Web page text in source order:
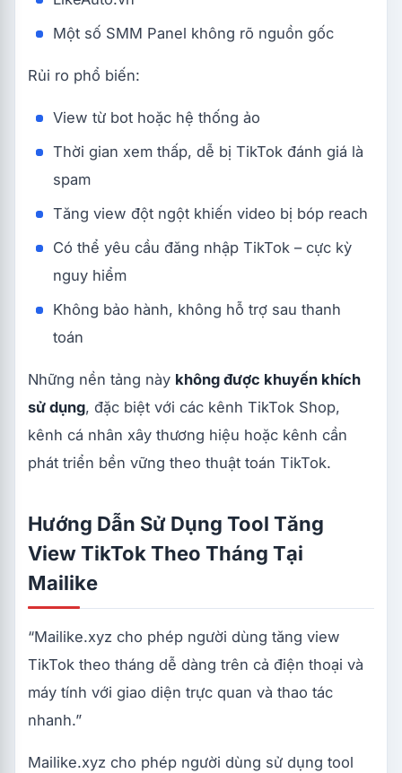
Một số SMM Panel không rõ nguồn gốc
Rủi ro phổ biến:
View từ bot hoặc hệ thống ảo
Thời gian xem thấp, dễ bị TikTok đánh giá là
spam
Tăng view đột ngột khiến video bị bóp reach
Có thể yêu cầu đăng nhập TikTok – cực kỳ
nguy hiểm
Không bảo hành, không hỗ trợ sau thanh
toán
Những nền tảng này không được khuyến khích
sử dụng, đặc biệt với các kênh TikTok Shop,
kênh cá nhân xây thương hiệu hoặc kênh cần
phát triển bền vững theo thuật toán TikTok.
Hướng Dẫn Sử Dụng Tool Tăng
View TikTok Theo Tháng Tại
Mailike
“Mailike.xyz cho phép người dùng tăng view
TikTok theo tháng dễ dàng trên cả điện thoại và
máy tính với giao diện trực quan và thao tác
nhanh.”
Mailike.xyz cho phép người dùng sử dụng tool